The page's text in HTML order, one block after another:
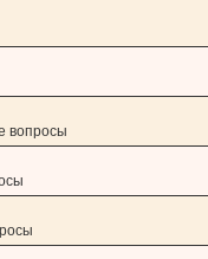
вопросы